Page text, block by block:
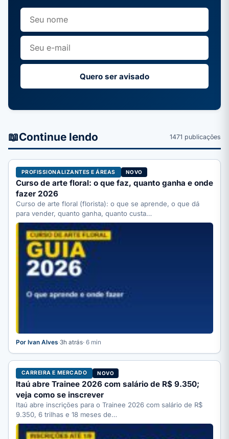
Quero ser avisado
📖Continue lendo 1471 publicações
PROFISSIONALIZANTES E ÁREAS NOVO
Curso de arte floral: o que faz, quanto ganha e onde
fazer 2026
Curso de arte floral (florista): o que se aprende, o que dá
para vender, quanto ganha, quanto custa…
Por Ivan Alves·3h atrás· 6 min
CARREIRA E MERCADO NOVO
Itaú abre Trainee 2026 com salário de R$ 9.350;
veja como se inscrever
Itaú abre inscrições para o Trainee 2026 com salário de R$
9.350, 6 trilhas e 18 meses de…